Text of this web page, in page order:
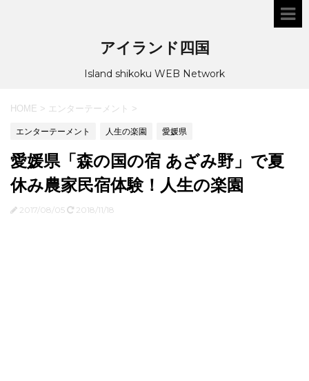
アイランド四国
Island shikoku WEB Network
HOME > エンターテーメント >
エンターテーメント 人生の楽園 愛媛県
愛媛県「森の国の宿 あざみ野」で夏
休み農家民宿体験！人生の楽園
2017/08/05 2018/11/18